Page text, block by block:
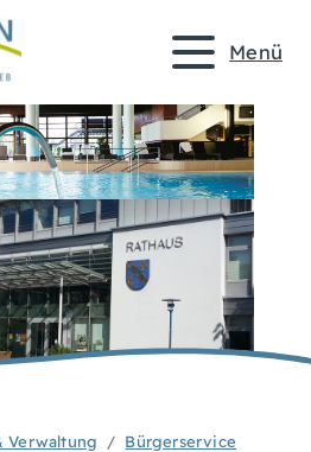
Menü
Verwaltung
Bürgerservice